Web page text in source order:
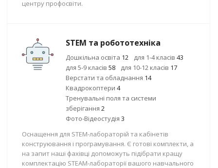
центру профосвіти.
STEM та робототехніка
Дошкільна освіта 12 для 1-4 класів 43
для 5-9 класів 58 для 10-12 класів 17
Верстати та обладнання 14
Квадрокоптери 4
Тренувальні поля та системи
зберігання 2
Фото-Відеостудія 3
Оснащення для STEM-лабораторій та кабінетів
конструювання і програмування. Є готові комплекти, а
на запит наші фахівці допоможуть підібрати кращу
комплектацію STEAM-лабораторії вашого навчального